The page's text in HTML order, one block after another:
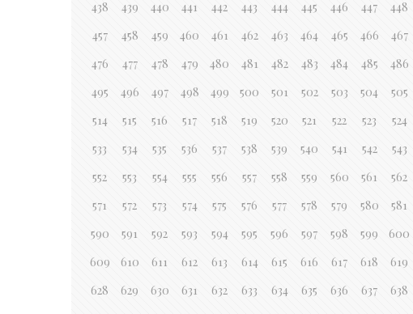
438
439 440 441 442 443 444 445 446 447 448
457
458 459 460 461 462 463 464 465 466 467
476
477 478 479 480 481 482 483 484 485 486
495
496 497 498 499 500 501 502 503 504 505
514
515 516 517 518 519 520 521 522 523 524
533
534 535 536 537 538 539 540 541 542 543
552
553 554 555 556 557 558 559 560 561 562
571
572 573 574 575 576 577 578 579 580 581
590
591 592 593 594 595 596 597 598 599 600
609
610 611 612 613 614 615 616 617 618 619
628
629 630 631 632 633 634 635 636 637 638